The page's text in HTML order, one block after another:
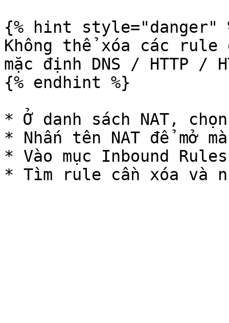
{% hint style="danger"
Không thể xóa các
mặc định DNS / HTTP /
{% endhint %}
* Ở danh sách NAT,
* Nhấn tên NAT để mở
* Vào mục Inbound